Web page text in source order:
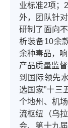
业标准2项；
外，团队针
研制了面向
析装备10余
余种毒品，
产品质量监
到国际领先
选国家”十三
个地州、机
流枢纽（乌
会、第十九